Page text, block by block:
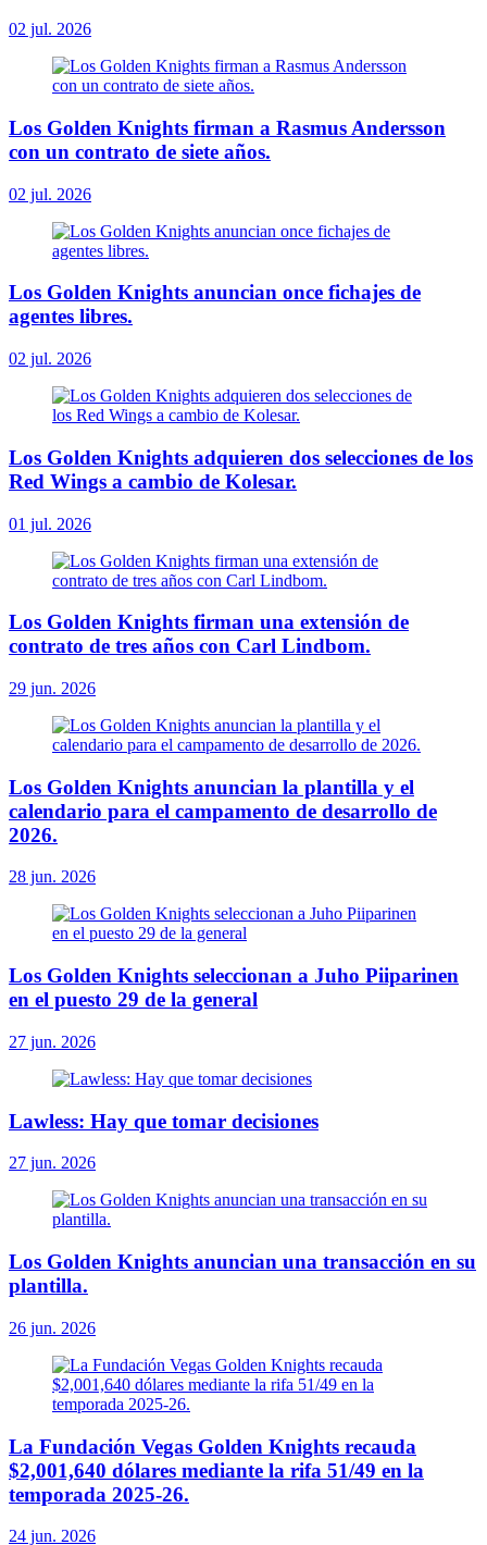
02 jul. 2026
Los Golden Knights firman a Rasmus Andersson
con un contrato de siete años.
02 jul. 2026
Los Golden Knights anuncian once fichajes de
agentes libres.
02 jul. 2026
Los Golden Knights adquieren dos selecciones de los
Red Wings a cambio de Kolesar.
01 jul. 2026
Los Golden Knights firman una extensión de
contrato de tres años con Carl Lindbom.
29 jun. 2026
Los Golden Knights anuncian la plantilla y el
calendario para el campamento de desarrollo de
2026.
28 jun. 2026
Los Golden Knights seleccionan a Juho Piiparinen
en el puesto 29 de la general
27 jun. 2026
Lawless: Hay que tomar decisiones
27 jun. 2026
Los Golden Knights anuncian una transacción en su
plantilla.
26 jun. 2026
La Fundación Vegas Golden Knights recauda
$2,001,640 dólares mediante la rifa 51/49 en la
temporada 2025-26.
24 jun. 2026